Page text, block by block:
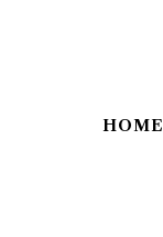
HOME